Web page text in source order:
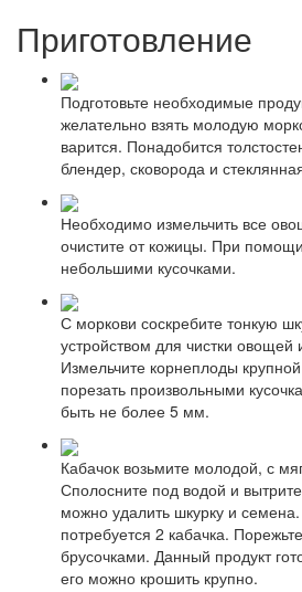
Приготовление
Подготовьте необходимые
желательно взять молодую
варится. Понадобится
блендер, сковорода и
Необходимо измельчить все
очистите от кожицы. При
небольшими кусочками.
С моркови соскребите тонкую
устройством для чистки
Измельчите корнеплоды
порезать произвольными
быть не более 5 мм.
Кабачок возьмите молодой, с
Сполосните под водой и
можно удалить шкурку и
потребуется 2 кабачка.
брусочками. Данный продукт
его можно крошить крупно.